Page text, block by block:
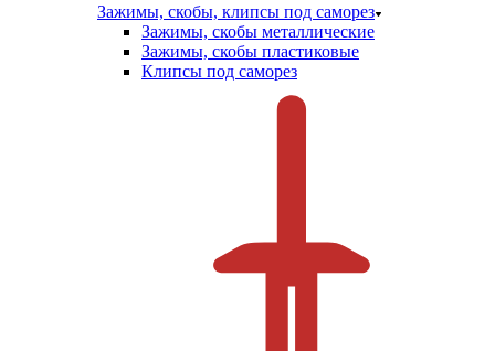
Зажимы, скобы, клипсы под саморез
Зажимы, скобы металлические
Зажимы, скобы пластиковые
Клипсы под саморез